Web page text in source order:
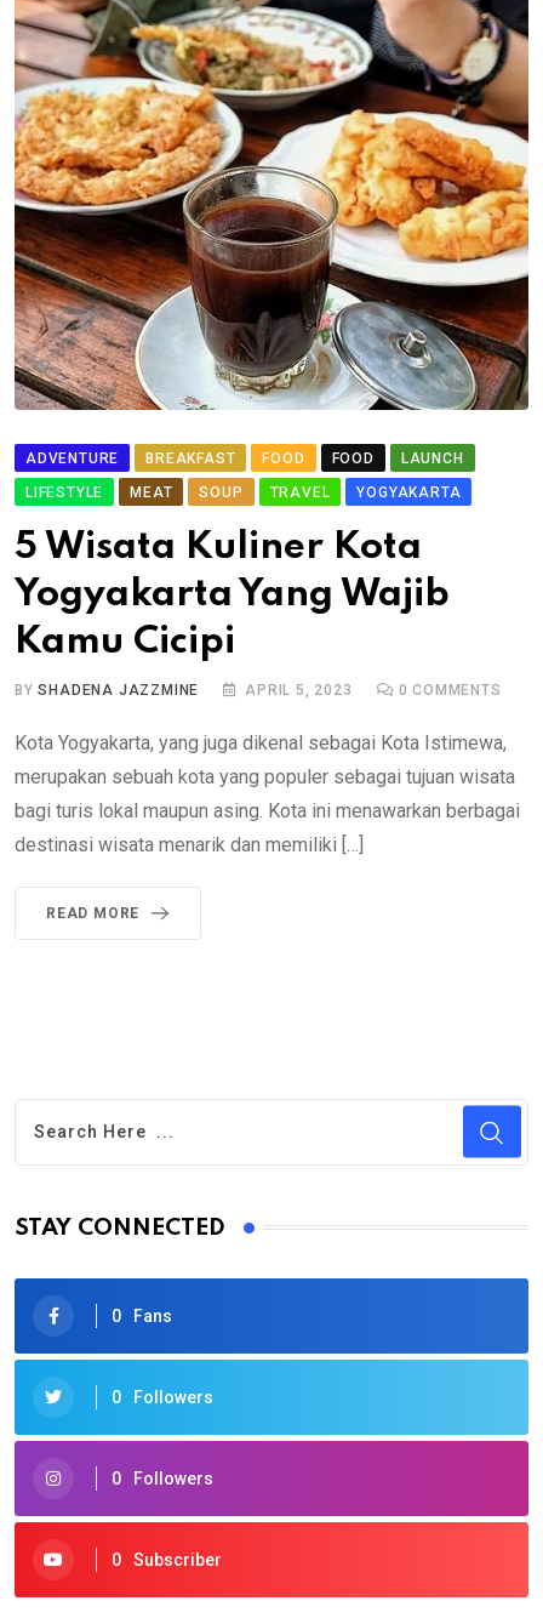
ADVENTURE BREAKFAST FOOD FOOD
LAUNCH
LIFESTYLE
MEAT SOUP TRAVEL YOGYAKARTA
5 Wisata Kuliner Kota
Yogyakarta Yang Wajib
Kamu Cicipi
BYSHADENA JAZZMINE APRIL 5, 2023 0 COMMENTS
Kota Yogyakarta, yang juga dikenal sebagai Kota Istimewa,
merupakan sebuah kota yang populer sebagai tujuan wisata
bagi turis lokal maupun asing. Kota ini menawarkan berbagai
destinasi wisata menarik dan memiliki […]
READ MORE
STAY CONNECTED
0 Fans
0 Followers
0 Followers
0 Subscriber